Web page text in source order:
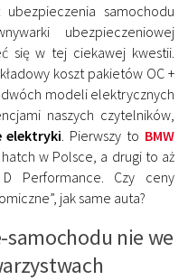
samochodu
ubezpieczeniowej
się w tej ciekawej kwestii.
koszt pakietów OC +
dwóch modeli elektrycznych
naszych czytelników,
elektryki . Pierwszy to BMW
w Polsce, a drugi to aż
Performance. Czy ceny
jak same auta?
samochodu nie we